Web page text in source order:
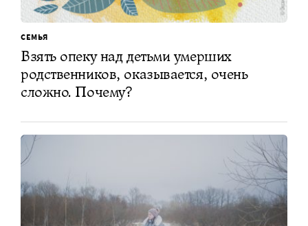
СЕМЬЯ
Взять опеку над детьми умерших
родственников, оказывается, очень
сложно. Почему?